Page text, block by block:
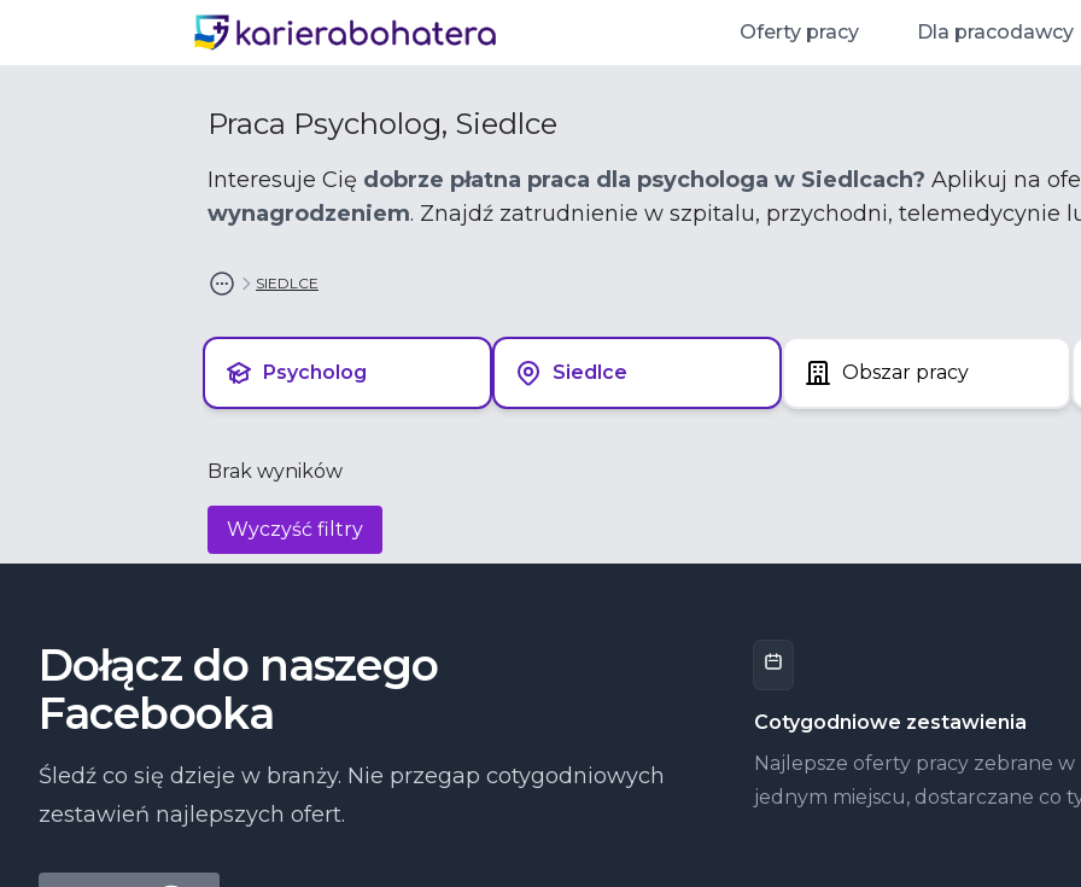
Oferty pracy Dla pracodawcy
Praca Psycholog, Siedlce
Interesuje Cię dobrze płatna praca dla psychologa w Siedlcach? Aplikuj na
wynagrodzeniem. Znajdź zatrudnienie w szpitalu, przychodni, telemedycynie
SIEDLCE
Psycholog Siedlce Obszar pracy
Brak wyników
Wyczyść filtry
Dołącz do naszego
Facebooka
Śledź co się dzieje w branży. Nie przegap cotygodniowych
zestawień najlepszych ofert.
Cotygodniowe zestawienia
Najlepsze oferty pracy zebrane w
jednym miejscu, dostarczane co